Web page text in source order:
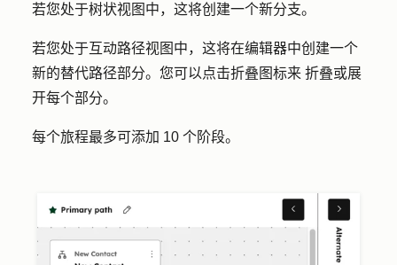
若您处于树状视图中，这将创建一个新分支。
若您处于互动路径视图中，这将在编辑器中创建一个
新的替代路径部分。您可以点击折叠图标来 折叠或展
开每个部分。
每个旅程最多可添加 10 个阶段。